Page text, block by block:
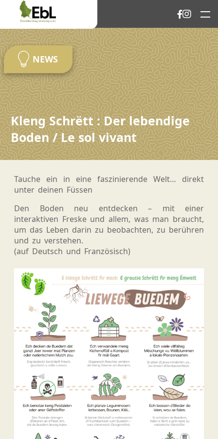
NEWS
Kleng Schrëtt : Der lebendige
Boden / Le sol vivant
Tauche ein in eine faszinierende Welt… direkt
unter deinen Füssen
Den Boden neu entdecken – mit einer
interaktiven Freske und allem, was man braucht,
um das Leben darin zu beobachten, zu berühren
und zu verstehen.
(auf Deutsch und Französisch)